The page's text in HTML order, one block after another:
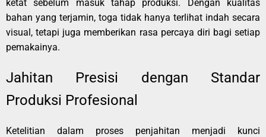
ketat sebelum masuk tahap produksi. Dengan kualitas
bahan yang terjamin, toga tidak hanya terlihat indah secara
visual, tetapi juga memberikan rasa percaya diri bagi setiap
pemakainya.
Jahitan Presisi dengan Standar
Produksi Profesional
Ketelitian dalam proses penjahitan menjadi kunci